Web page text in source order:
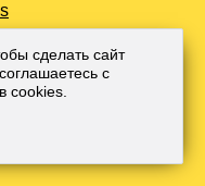
лиц старше 18 лет.
в сети
согласования с
законом.
сделать сайт
с
cооkies.